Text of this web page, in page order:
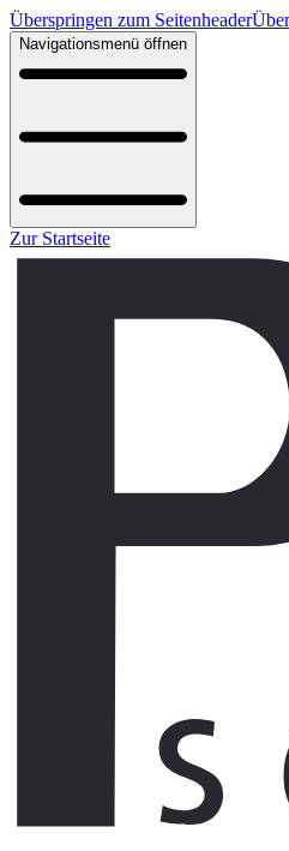
Überspringen zum Seitenheader
Navigationsmenü öffnen
Zur Startseite